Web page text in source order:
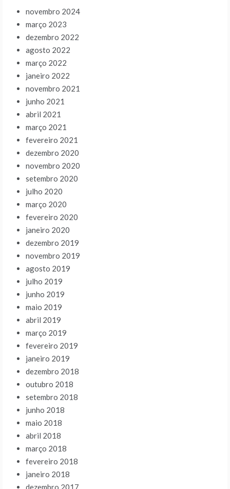
novembro 2024
março 2023
dezembro 2022
agosto 2022
março 2022
janeiro 2022
novembro 2021
junho 2021
abril 2021
março 2021
fevereiro 2021
dezembro 2020
novembro 2020
setembro 2020
julho 2020
março 2020
fevereiro 2020
janeiro 2020
dezembro 2019
novembro 2019
agosto 2019
julho 2019
junho 2019
maio 2019
abril 2019
março 2019
fevereiro 2019
janeiro 2019
dezembro 2018
outubro 2018
setembro 2018
junho 2018
maio 2018
abril 2018
março 2018
fevereiro 2018
janeiro 2018